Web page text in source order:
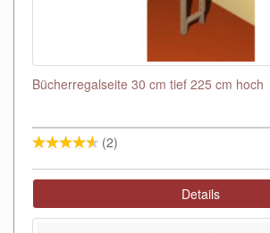
Bücherregalseite 30 cm tief 225 cm hoch
(2)
Details